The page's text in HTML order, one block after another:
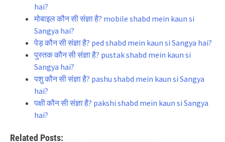
hai?
मोबाइल कौन सी संज्ञा है? mobile shabd mein kaun si
Sangya hai?
पेड़ कौन सी संज्ञा है? ped shabd mein kaun si Sangya hai?
पुस्तक कौन सी संज्ञा है? pustak shabd mein kaun si
Sangya hai?
पशु कौन सी संज्ञा है? pashu shabd mein kaun si Sangya
hai?
पक्षी कौन सी संज्ञा है? pakshi shabd mein kaun si Sangya
hai?
Related Posts: